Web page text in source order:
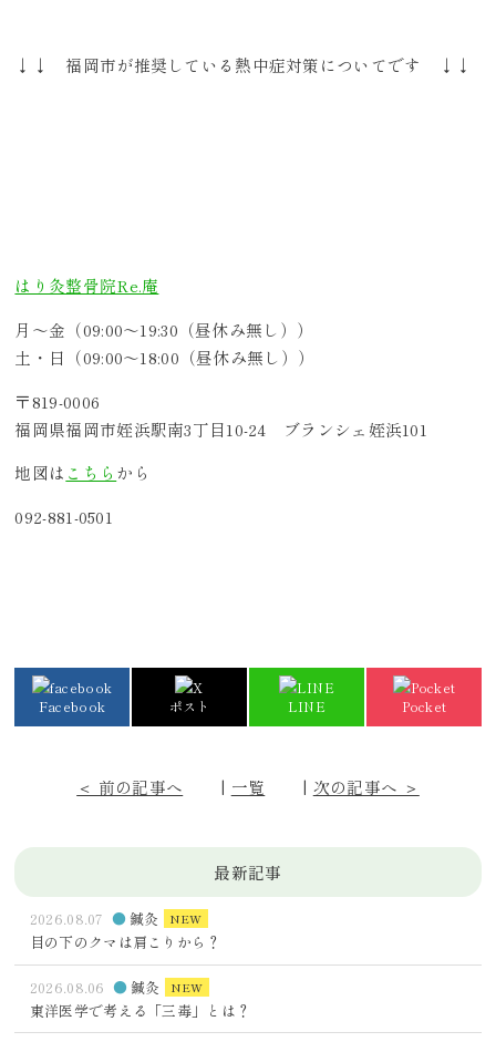
↓↓ 福岡市が推奨している熱中症対策についてです ↓↓
はり灸整骨院Re.庵
月～金（09:00～19:30（昼休み無し））
土・日（09:00～18:00（昼休み無し））
〒819-0006
福岡県福岡市姪浜駅南3丁目10-24 ブランシェ姪浜101
地図は こちら から
092-881-0501
Facebook ポスト LINE Pocket
＜ 前の記事へ | 一覧 | 次の記事へ ＞
最新記事
2026.08.07 鍼灸 NEW
目の下のクマは肩こりから？
2026.08.06 鍼灸 NEW
東洋医学で考える「三毒」とは？